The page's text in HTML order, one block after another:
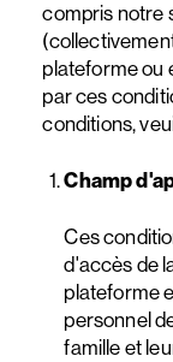
compris notre
plateforme ou
par ces
conditions,
Champ
Ces
d'accès de
plateforme
personnel
famille et